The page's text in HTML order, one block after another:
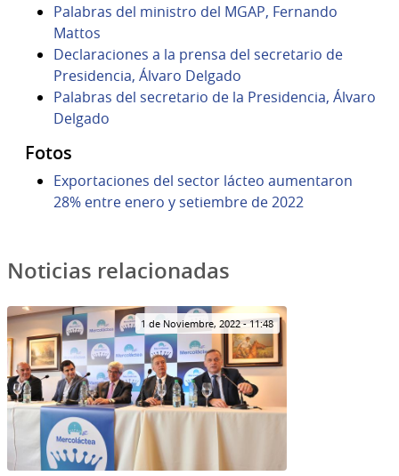
Palabras del ministro del MGAP, Fernando
Mattos
Declaraciones a la prensa del secretario de
Presidencia, Álvaro Delgado
Palabras del secretario de la Presidencia, Álvaro
Delgado
Fotos
Exportaciones del sector lácteo aumentaron
28% entre enero y setiembre de 2022
Noticias relacionadas
1 de Noviembre, 2022 - 11:48